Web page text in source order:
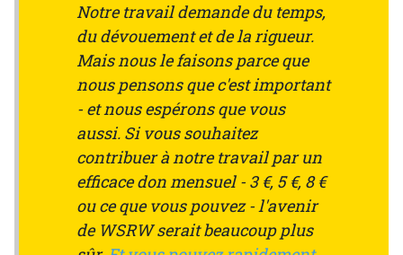
Notre travail demande du temps,
du dévouement et de la rigueur.
Mais nous le faisons parce que
nous pensons que c'est important
- et nous espérons que vous
aussi. Si vous souhaitez
contribuer à notre travail par un
efficace don mensuel - 3 €, 5 €, 8 €
ou ce que vous pouvez - l'avenir
de WSRW serait beaucoup plus